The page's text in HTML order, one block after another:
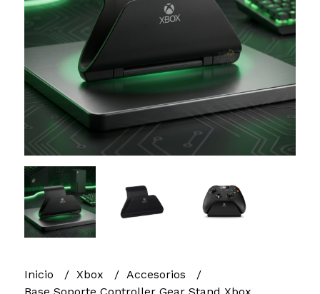
Inicio Xbox
Accesorios